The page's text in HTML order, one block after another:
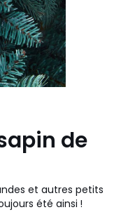
de
et autres petits
été ainsi !